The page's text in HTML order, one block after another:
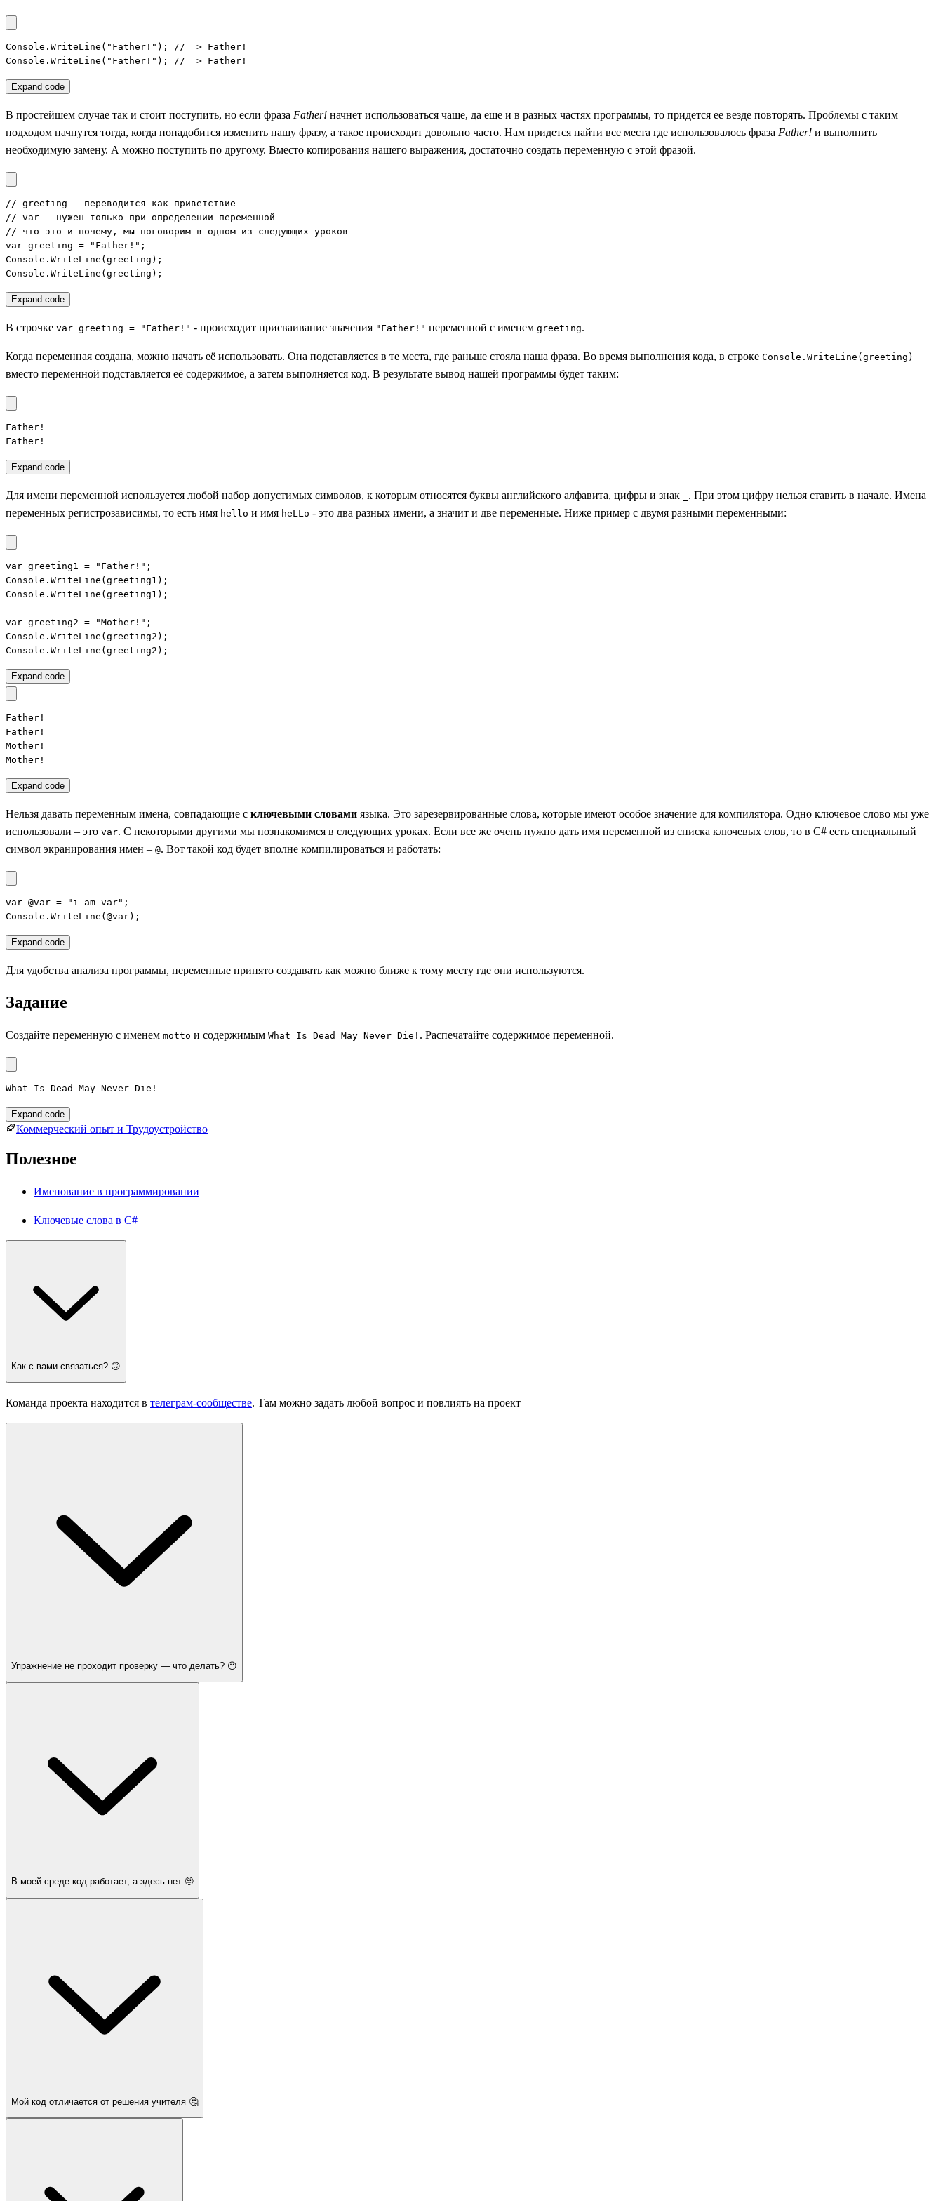
Console.WriteLine("Father!"); // => Father!
Console.WriteLine("Father!"); // => Father!
Expand code
В простейшем случае так и стоит поступить, но если фраза Father! начнет использоваться чаще, да еще и в разных частях программы, то придется ее везде повторять. Проблемы с таким
подходом начнутся тогда, когда понадобится изменить нашу фразу, а такое происходит довольно часто. Нам придется найти все места где использовалось фраза Father! и выполнить
необходимую замену. А можно поступить по другому. Вместо копирования нашего выражения, достаточно создать переменную с этой фразой.
// greeting – переводится как приветствие
// var – нужен только при определении переменной
// что это и почему, мы поговорим в одном из следующих уроков
var greeting = "Father!";
Console.WriteLine(greeting);
Console.WriteLine(greeting);
Expand code
В строчке var greeting = "Father!" - происходит присваивание значения "Father!" переменной с именем greeting.
Когда переменная создана, можно начать её использовать. Она подставляется в те места, где раньше стояла наша фраза. Во время выполнения кода, в строке Console.WriteLine(greeting)
вместо переменной подставляется её содержимое, а затем выполняется код. В результате вывод нашей программы будет таким:
Father!
Father!
Expand code
Для имени переменной используется любой набор допустимых символов, к которым относятся буквы английского алфавита, цифры и знак
. При этом цифру нельзя ставить в начале. Имена
переменных регистрозависимы, то есть имя hello и имя heLLo - это два разных имени, а значит и две переменные. Ниже пример с двумя разными переменными:
var greeting1 = "Father!";
Console.WriteLine(greeting1);
Console.WriteLine(greeting1);
var greeting2 = "Mother!";
Console.WriteLine(greeting2);
Console.WriteLine(greeting2);
Expand code
Father!
Father!
Mother!
Mother!
Expand code
Нельзя давать переменным имена, совпадающие с ключевыми словами языка. Это зарезервированные слова, которые имеют особое значение для компилятора. Одно ключевое слово мы уже
использовали – это var. С некоторыми другими мы познакомимся в следующих уроках. Если все же очень нужно дать имя переменной из списка ключевых слов, то в C# есть специальный
символ экранирования имен – @. Вот такой код будет вполне компилироваться и работать:
var @var = "i am var";
Console.WriteLine(@var);
Expand code
Для удобства анализа программы, переменные принято создавать как можно ближе к тому месту где они используются.
Задание
Создайте переменную с именем motto и содержимым What Is Dead May Never Die! . Распечатайте содержимое переменной.
What Is Dead May Never Die!
Expand code
Коммерческий опыт и Трудоустройство
Полезное
Именование в программировании
Ключевые слова в C#
Как с вами связаться? 🙃
Команда проекта находится в телеграм-сообществе. Там можно задать любой вопрос и повлиять на проект
Упражнение не проходит проверку — что делать? 😶
В моей среде код работает, а здесь нет 🤨
Мой код отличается от решения учителя 🤔